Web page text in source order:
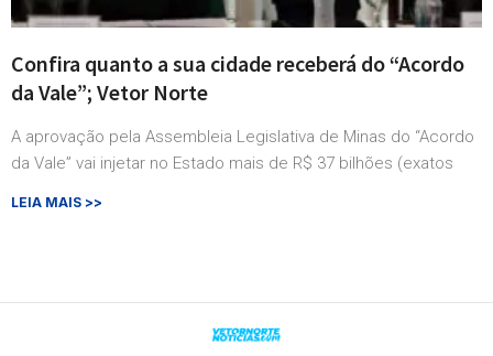
Confira quanto a sua cidade receberá do “Acordo
da Vale”; Vetor Norte
A aprovação pela Assembleia Legislativa de Minas do “Acordo
da Vale” vai injetar no Estado mais de R$ 37 bilhões (exatos
LEIA MAIS >>